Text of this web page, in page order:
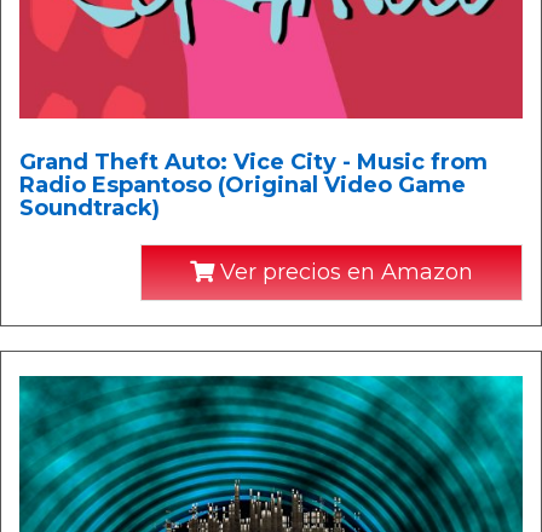
Grand Theft Auto: Vice City - Music from
Radio Espantoso (Original Video Game
Soundtrack)
Ver precios en Amazon